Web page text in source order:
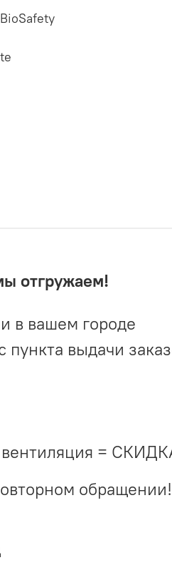
отгружаем!
в вашем городе
выдачи
=
обращении!